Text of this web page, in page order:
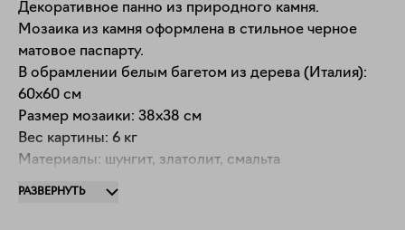
Декоративное панно из природного камня.
Мозаика из камня оформлена в стильное черное
матовое паспарту.
В обрамлении белым багетом из дерева (Италия):
60х60 см
Размер мозаики: 38х38 см
Вес картины: 6 кг
Материалы: шунгит, златолит, смальта
РАЗВЕРНУТЬ